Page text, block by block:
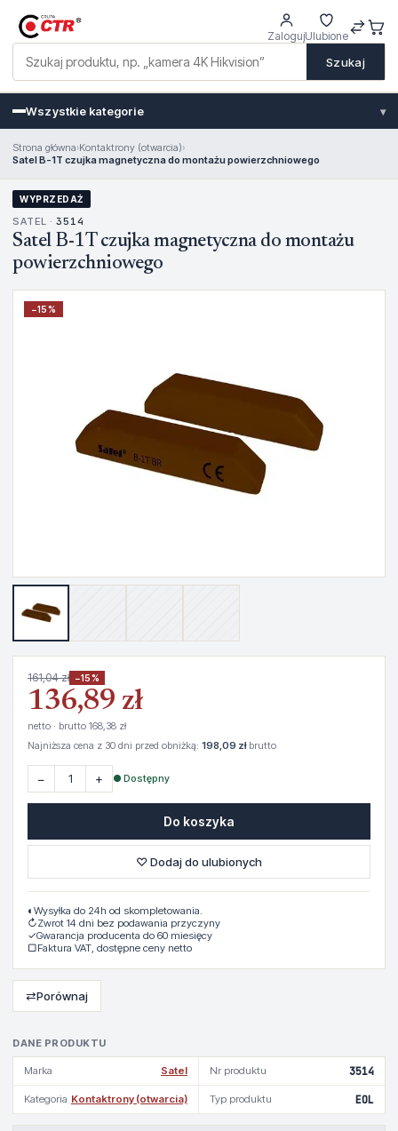
Szukaj
ZalogujUlubione
Wszystkie kategorie ▾
Strona główna›Kontaktrony (otwarcia)›
Satel B-1T czujka magnetyczna do montażu powierzchniowego
WYPRZEDAŻ
SATEL · 3514
Satel B-1T czujka magnetyczna do montażu
powierzchniowego
−15%
DANE PRODUKTU
Marka Satel Nr produktu 3514
Kategoria Kontaktrony (otwarcia) Typ produktu EOL
161,04 zł −15%
136,89 zł
netto · brutto 168,38 zł
Najniższa cena z 30 dni przed obniżką: 198,09 złbrutto
− + ● Dostępny
Do koszyka
♡ Dodaj do ulubionych
◐ Wysyłka do 24h od skompletowania.
↻Zwrot 14 dni bez podawania przyczyny
✓Gwarancja producenta do 60 miesięcy
▢Faktura VAT, dostępne ceny netto
⇄Porównaj